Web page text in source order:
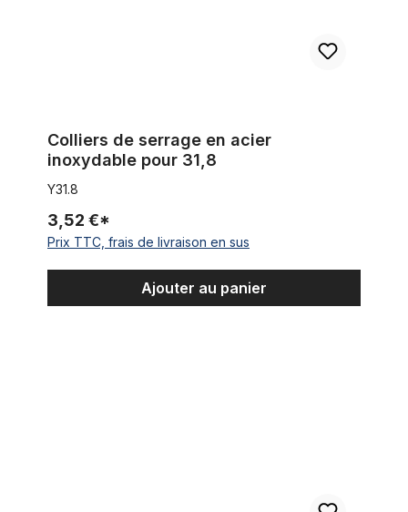
Colliers de serrage en acier
inoxydable pour 31,8
Y31.8
3,52 €*
Prix TTC, frais de livraison en sus
Ajouter au panier